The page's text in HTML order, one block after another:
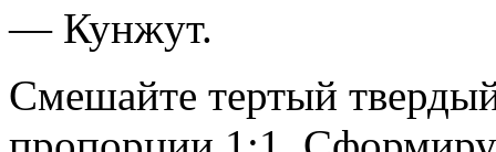
— Кунжут.
Смешайте тертый